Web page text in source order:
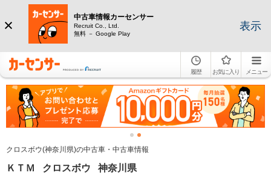
中古車情報カーセンサー
Recruit Co., Ltd.
無料 － Google Play
表示
履歴 お気に入り メニュー
クロスボウ(神奈川県)の中古車・中古車情報
ＫＴＭ クロスボウ 神奈川県